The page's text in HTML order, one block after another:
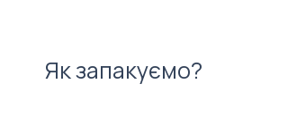
Як запакуємо?